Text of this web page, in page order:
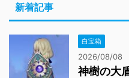
新着記事
白宝箱
2026/08/08
神樹の大